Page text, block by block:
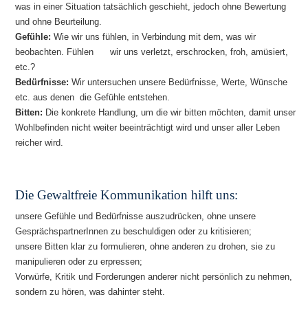
was in einer Situation tatsächlich geschieht, jedoch ohne Bewertung
und ohne Beurteilung.
Gefühle: Wie wir uns fühlen, in Verbindung mit dem, was wir
beobachten. Fühlen wir uns verletzt, erschrocken, froh, amüsiert,
etc.?
Bedürfnisse: Wir untersuchen unsere Bedürfnisse, Werte, Wünsche
etc. aus denen die Gefühle entstehen.
Bitten: Die konkrete Handlung, um die wir bitten möchten, damit unser
Wohlbefinden nicht weiter beeinträchtigt wird und unser aller Leben
reicher wird.
Die Gewaltfreie Kommunikation hilft uns:
unsere Gefühle und Bedürfnisse auszudrücken, ohne unsere
GesprächspartnerInnen zu beschuldigen oder zu kritisieren;
unsere Bitten klar zu formulieren, ohne anderen zu drohen, sie zu
manipulieren oder zu erpressen;
Vorwürfe, Kritik und Forderungen anderer nicht persönlich zu nehmen,
sondern zu hören, was dahinter steht.